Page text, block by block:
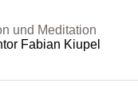
und Meditation
Fabian Kiupel